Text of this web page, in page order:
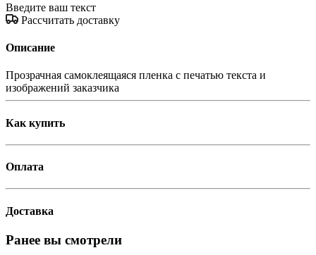
Введите ваш текст
Рассчитать доставку
Описание
Прозрачная самоклеящаяся пленка с печатью текста и
изображений заказчика
Как купить
Оплата
Доставка
Ранее вы смотрели